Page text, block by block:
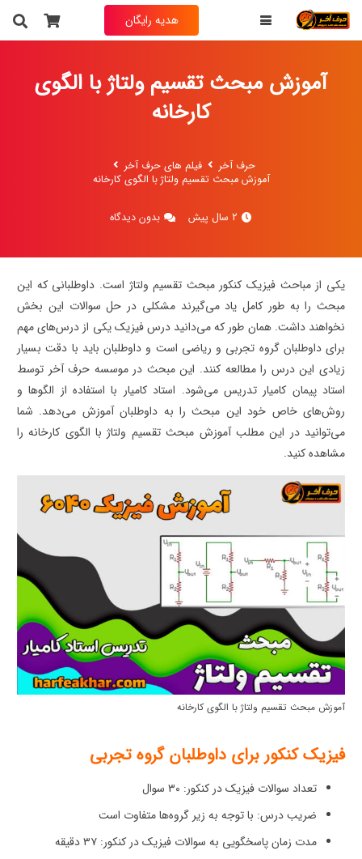
هدیه رایگان
آموزش مبحث تقسیم ولتاژ با الگوی
کارخانه
حرف آخر
فیلم های حرف آخر
آموزش مبحث تقسیم ولتاژ با الگوی کارخانه
2 سال پیش بدون دیدگاه
یکی از مباحث فیزیک کنکور مبحث تقسیم ولتاژ است. داوطلبانی که این
مبحث را به طور کامل یاد می‌گیرند مشکلی در حل سوالات این بخش
نخواهند داشت. همان طور که می‌دانید درس فیزیک یکی از درس‌های مهم
برای داوطلبان گروه تجربی و ریاضی است و داوطلبان باید با دقت بسیار
زیادی این درس را مطالعه کنند. این مبحث در موسسه حرف آخر توسط
استاد پیمان کامیار تدریس می‌شود. استاد کامیار با استفاده از الگوها و
روش‌های خاص خود این مبحث را به داوطلبان آموزش می‌دهد. شما
می‌توانید در این مطلب آموزش مبحث تقسیم ولتاژ با الگوی کارخانه را
مشاهده کنید.
آموزش مبحث تقسیم ولتاژ با الگوی کارخانه
فیزیک کنکور برای داوطلبان گروه تجربی
تعداد سوالات فیزیک در کنکور: ۳۰ سوال
ضریب درس: با توجه به زیر گروه‌ها متفاوت است
مدت زمان پاسخگویی به سوالات فیزیک در کنکور: ۳۷ دقیقه